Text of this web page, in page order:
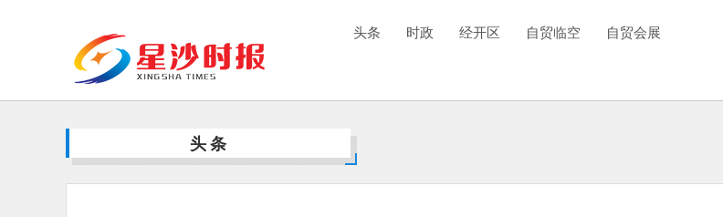
头条 时政 经开区 自贸临空 自贸会展
头条